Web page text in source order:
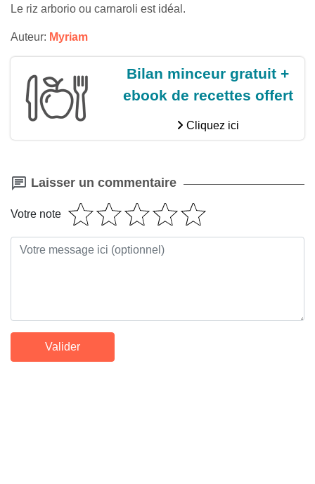
Le riz arborio ou carnaroli est idéal.
Auteur: Myriam
Bilan minceur gratuit +
ebook de recettes offert
Cliquez ici
Laisser un commentaire
Votre note